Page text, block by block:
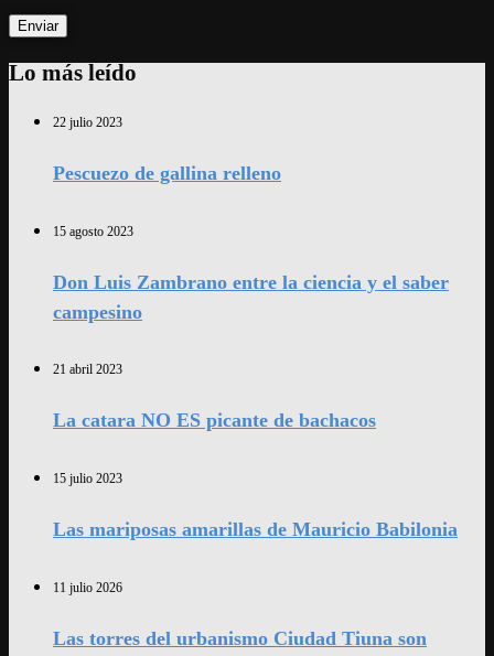
Lo más leído
22 julio 2023
Pescuezo de gallina relleno
15 agosto 2023
Don Luis Zambrano entre la ciencia y el saber
campesino
21 abril 2023
La catara NO ES picante de bachacos
15 julio 2023
Las mariposas amarillas de Mauricio Babilonia
11 julio 2026
Las torres del urbanismo Ciudad Tiuna son